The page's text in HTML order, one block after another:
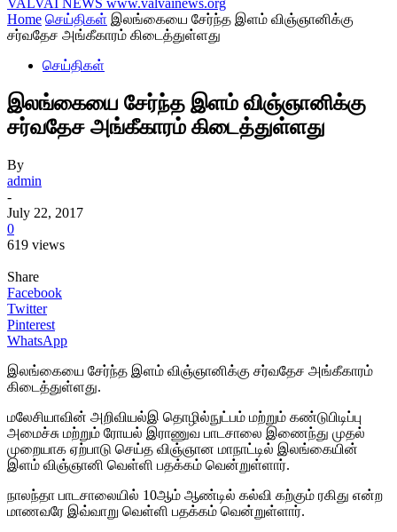
VALVAI NEWS www.valvainews.org
Home செய்திகள் இலங்கையை சேர்ந்த இளம் விஞ்ஞானிக்கு
சர்வதேச அங்கீகாரம் கிடைத்துள்ளது
செய்திகள்
இலங்கையை சேர்ந்த இளம் விஞ்ஞானிக்கு
சர்வதேச அங்கீகாரம் கிடைத்துள்ளது
By
admin
-
July 22, 2017
0
619 views
Share
Facebook
Twitter
Pinterest
WhatsApp
இலங்கையை சேர்ந்த இளம் விஞ்ஞானிக்கு சர்வதேச அங்கீகாரம்
கிடைத்துள்ளது.
மலேசியாவின் அறிவியல்இ தொழில்நுட்பம் மற்றும் கண்டுபிடிப்பு
அமைச்சு மற்றும் ரோயல் இராணுவ பாடசாலை இணைந்து முதல்
முறையாக ஏற்பாடு செய்த விஞ்ஞான மாநாட்டில் இலங்கையின்
இளம் விஞ்ஞானி வெள்ளி பதக்கம் வென்றுள்ளார்.
நாலந்தா பாடசாலையில் 10ஆம் ஆண்டில் கல்வி கற்கும் ரகிது என்ற
மாணவரே இவ்வாறு வெள்ளி பதக்கம் வென்றுள்ளார்.